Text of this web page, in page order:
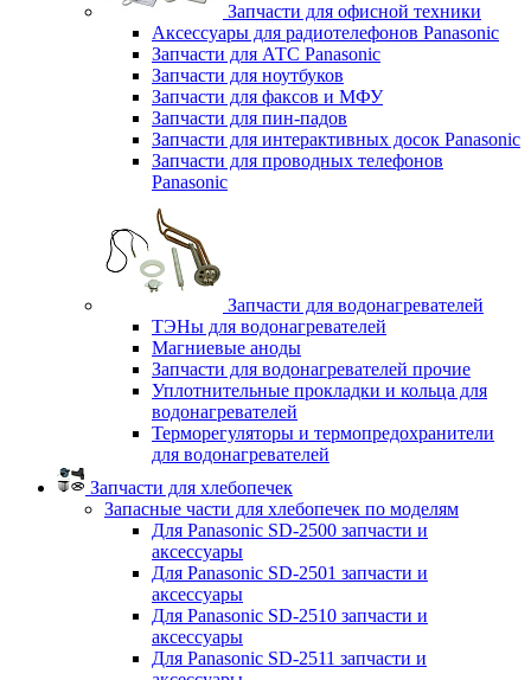
Запчасти для офисной техники
Аксессуары для радиотелефонов Panasonic
Запчасти для АТС Panasonic
Запчасти для ноутбуков
Запчасти для факсов и МФУ
Запчасти для пин-падов
Запчасти для интерактивных досок Panasonic
Запчасти для проводных телефонов
Panasonic
Запчасти для водонагревателей
ТЭНы для водонагревателей
Магниевые аноды
Запчасти для водонагревателей прочие
Уплотнительные прокладки и кольца для
водонагревателей
Терморегуляторы и термопредохранители
для водонагревателей
Запчасти для хлебопечек
Запасные части для хлебопечек по моделям
Для Panasonic SD-2500 запчасти и
аксессуары
Для Panasonic SD-2501 запчасти и
аксессуары
Для Panasonic SD-2510 запчасти и
аксессуары
Для Panasonic SD-2511 запчасти и